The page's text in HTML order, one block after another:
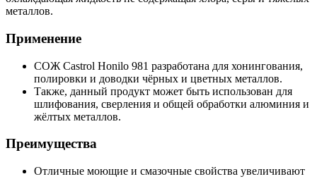
металлов.
Применение
СОЖ Castrol Honilo 981 разработана для хонингования,
полировки и доводки чёрных и цветных металлов.
Также, данный продукт может быть использован для
шлифования, сверления и общей обработки алюминия и
жёлтых металлов.
Преимущества
Отличные моющие и смазочные свойства увеличивают